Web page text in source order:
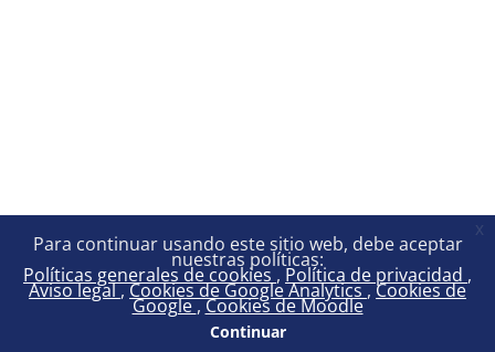
Para continuar usando este sitio web, debe aceptar
nuestras políticas:
Políticas generales de cookies Política de privacidad
Aviso legal Cookies de Google Analytics Cookies de
Google Cookies de Moodle
Continuar
x